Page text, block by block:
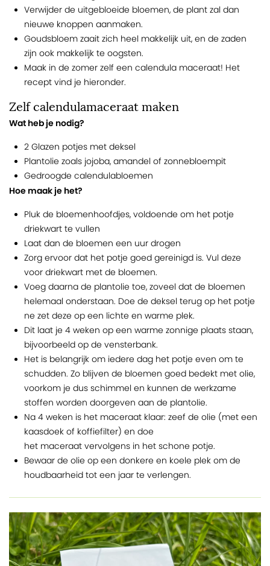
Verwijder de uitgebloeide bloemen, de plant zal dan
nieuwe knoppen aanmaken.
Goudsbloem zaait zich heel makkelijk uit, en de zaden
zijn ook makkelijk te oogsten.
Maak in de zomer zelf een calendula maceraat! Het
recept vind je hieronder.
Zelf calendulamaceraat maken
Wat heb je nodig?
2 Glazen potjes met deksel
Plantolie zoals jojoba, amandel of zonnebloempit
Gedroogde calendulabloemen
Hoe maak je het?
Pluk de bloemenhoofdjes, voldoende om het potje
driekwart te vullen
Laat dan de bloemen een uur drogen
Zorg ervoor dat het potje goed gereinigd is. Vul deze
voor driekwart met de bloemen.
Voeg daarna de plantolie toe, zoveel dat de bloemen
helemaal onderstaan. Doe de deksel terug op het potje
ne zet deze op een lichte en warme plek.
Dit laat je 4 weken op een warme zonnige plaats staan,
bijvoorbeeld op de vensterbank.
Het is belangrijk om iedere dag het potje even om te
schudden. Zo blijven de bloemen goed bedekt met olie,
voorkom je dus schimmel en kunnen de werkzame
stoffen worden doorgeven aan de plantolie.
Na 4 weken is het maceraat klaar: zeef de olie (met een
kaasdoek of koffiefilter) en doe
het maceraat vervolgens in het schone potje.
Bewaar de olie op een donkere en koele plek om de
houdbaarheid tot een jaar te verlengen.